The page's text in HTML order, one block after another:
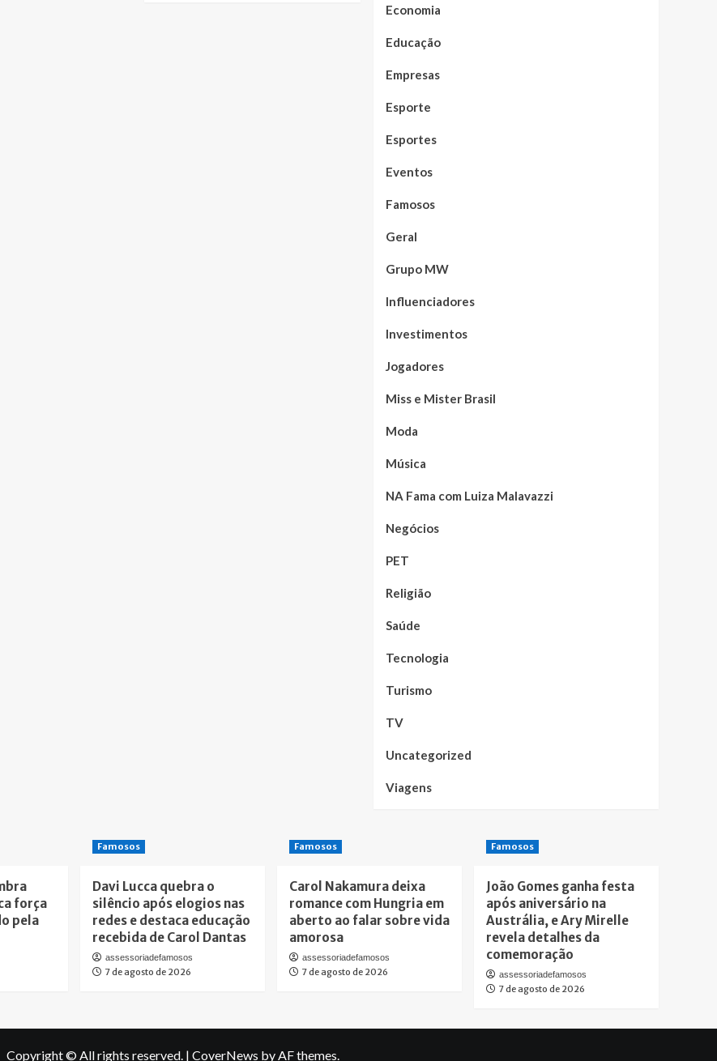
Economia
Educação
Empresas
Esporte
Esportes
Eventos
Famosos
Geral
Grupo MW
Influenciadores
Investimentos
Jogadores
Miss e Mister Brasil
Moda
Música
NA Fama com Luiza Malavazzi
Negócios
PET
Religião
Saúde
Tecnologia
Turismo
TV
Uncategorized
Viagens
força
pela
Famosos
Davi Lucca quebra o
silêncio após elogios nas
redes e destaca educação
recebida de Carol Dantas
assessoriadefamosos
7 de agosto de 2026
Famosos
Carol Nakamura deixa
romance com Hungria em
aberto ao falar sobre vida
amorosa
assessoriadefamosos
7 de agosto de 2026
Famosos
João Gomes ganha festa
após aniversário na
Austrália, e Ary Mirelle
revela detalhes da
comemoração
assessoriadefamosos
7 de agosto de 2026
Copyright © All rights reserved. | CoverNews by AF themes.